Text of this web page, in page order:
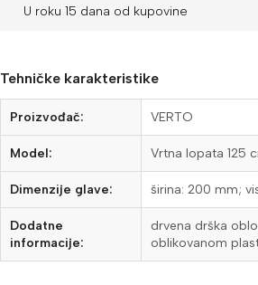
U roku 15 dana od kupovine
Tehničke karakteristike
Proizvođač: VERTO
Model: Vrtna lopata 125
Dimenzije glave: širina: 200 mm;
Dodatne
informacije:
drvena drška
oblikovanom